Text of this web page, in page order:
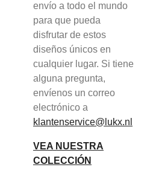
envío a todo el mundo
para que pueda
disfrutar de estos
diseños únicos en
cualquier lugar. Si tiene
alguna pregunta,
envíenos un correo
electrónico a
klantenservice@lukx.nl
VEA NUESTRA
COLECCIÓN